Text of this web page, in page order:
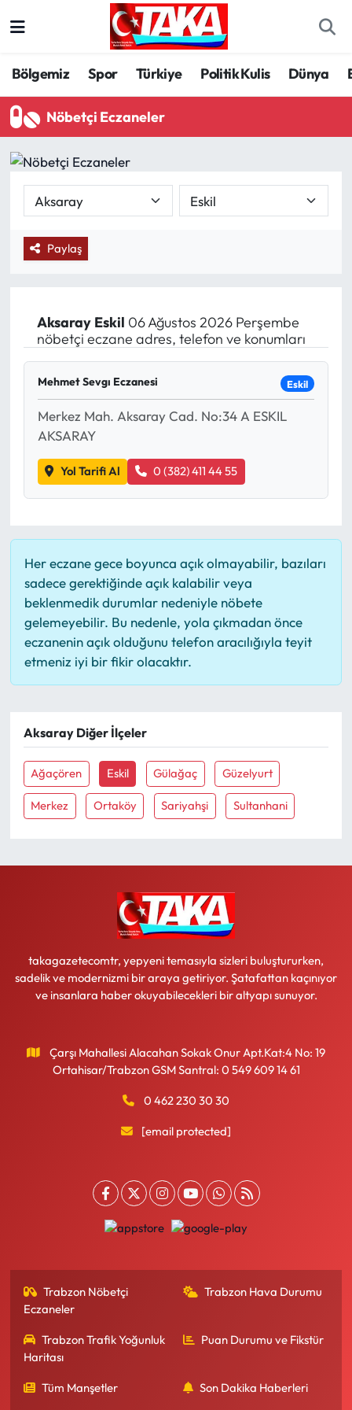
Bölgemiz Spor Türkiye Politik Kulis Dünya
Nöbetçi Eczaneler
Paylaş
Aksaray Eskil 06 Ağustos 2026 Perşembe
nöbetçi eczane adres, telefon ve konumları
Mehmet Sevgı Eczanesi Eskil
Merkez Mah. Aksaray Cad. No:34 A ESKIL
AKSARAY
Yol Tarifi Al 0 (382) 411 44 55
Her eczane gece boyunca açık olmayabilir, bazıları
sadece gerektiğinde açık kalabilir veya
beklenmedik durumlar nedeniyle nöbete
gelemeyebilir. Bu nedenle, yola çıkmadan önce
eczanenin açık olduğunu telefon aracılığıyla teyit
etmeniz iyi bir fikir olacaktır.
Aksaray Diğer İlçeler
Ağaçören Eskil Gülağaç Güzelyurt
Merkez Ortaköy Sariyahşi Sultanhani
takagazetecomtr, yepyeni temasıyla sizleri buluştururken,
sadelik ve modernizmi bir araya getiriyor. Şatafattan kaçınıyor
ve insanlara haber okuyabilecekleri bir altyapı sunuyor.
Çarşı Mahallesi Alacahan Sokak Onur Apt.Kat:4 No: 19
Ortahisar/Trabzon GSM Santral: 0 549 609 14 61
0 462 230 30 30
[email protected]
Trabzon Nöbetçi
Eczaneler
Trabzon Hava Durumu
Trabzon Trafik Yoğunluk
Haritası
Puan Durumu ve Fikstür
Tüm Manşetler Son Dakika Haberleri
Spor
Türkiye
Politika
Politik Kulis
Magazin
Mektup Galeri
Röportaj
Manşet
Köşe Yazıları
Karikatür Galeri
BIK
ASTROLOJİ
Spor Yazıları
Ekonomi
Sağlık
Turizm
Teknoloji
Trabzon Hava Durumu
Trabzon Trafik Yoğunluk Haritası
Tüm Manşetler
Son Dakika Haberleri